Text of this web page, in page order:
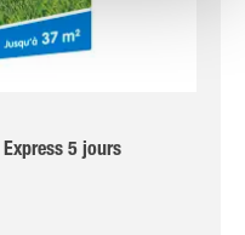
Express 5 jours